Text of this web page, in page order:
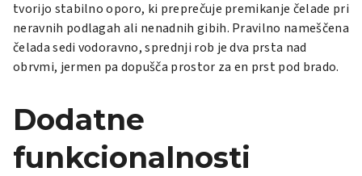
tvorijo stabilno oporo, ki preprečuje premikanje čelade pri
neravnih podlagah ali nenadnih gibih. Pravilno nameščena
čelada sedi vodoravno, sprednji rob je dva prsta nad
obrvmi, jermen pa dopušča prostor za en prst pod brado.
Dodatne
funkcionalnosti